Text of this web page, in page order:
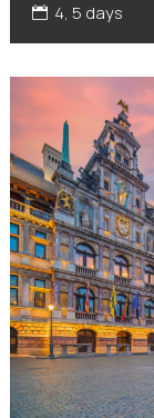
4, 5 days